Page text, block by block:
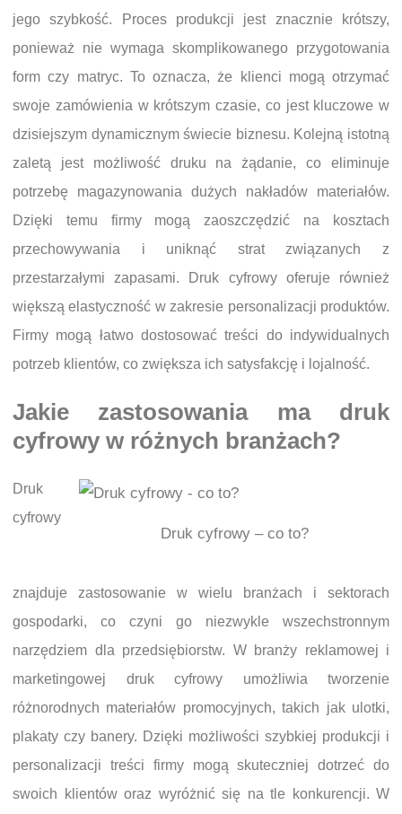
jego szybkość. Proces produkcji jest znacznie krótszy,
ponieważ nie wymaga skomplikowanego przygotowania
form czy matryc. To oznacza, że klienci mogą otrzymać
swoje zamówienia w krótszym czasie, co jest kluczowe w
dzisiejszym dynamicznym świecie biznesu. Kolejną istotną
zaletą jest możliwość druku na żądanie, co eliminuje
potrzebę magazynowania dużych nakładów materiałów.
Dzięki temu firmy mogą zaoszczędzić na kosztach
przechowywania i uniknąć strat związanych z
przestarzałymi zapasami. Druk cyfrowy oferuje również
większą elastyczność w zakresie personalizacji produktów.
Firmy mogą łatwo dostosować treści do indywidualnych
potrzeb klientów, co zwiększa ich satysfakcję i lojalność.
Jakie zastosowania ma druk
cyfrowy w różnych branżach?
Druk cyfrowy – co to?
Druk
cyfrowy
znajduje zastosowanie w wielu branżach i sektorach
gospodarki, co czyni go niezwykle wszechstronnym
narzędziem dla przedsiębiorstw. W branży reklamowej i
marketingowej druk cyfrowy umożliwia tworzenie
różnorodnych materiałów promocyjnych, takich jak ulotki,
plakaty czy banery. Dzięki możliwości szybkiej produkcji i
personalizacji treści firmy mogą skuteczniej dotrzeć do
swoich klientów oraz wyróżnić się na tle konkurencji. W